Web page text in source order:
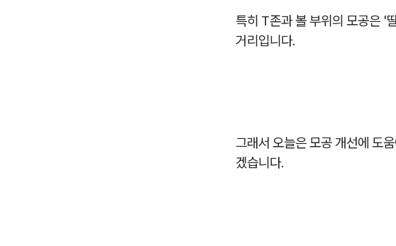
특히 T존과 볼 부위의 모공은 '
거리입니다.
그래서 오늘은 모공 개선에 도
겠습니다.